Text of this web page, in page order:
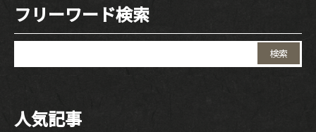
フリーワード検索
人気記事